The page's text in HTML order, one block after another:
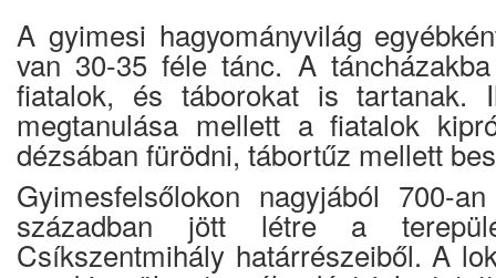
A gyimesi hagyományvilág
van 30-35 féle tánc. A
fiatalok, és táborokat is tartanak.
megtanulása mellett a fiatalok
dézsában fürödni, tábortűz mellett
Gyimesfelsőlokon nagyjából 700-
században jött létre a
Csíkszentmihály határrészeiből. A